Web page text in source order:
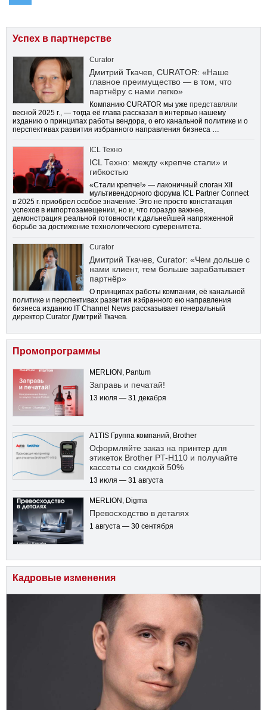
Успех в партнерстве
Curator
Дмитрий Ткачев, CURATOR: «Наше
главное преимущество — в том, что
партнёру с нами легко»
Компанию CURATOR мы уже представляли
весной 2025 г., — тогда её глава рассказал в интервью нашему
изданию о принципах работы вендора, о его канальной политике и о
перспективах развития избранного направления бизнеса …
ICL Техно
ICL Техно: между «крепче стали» и
гибкостью
«Стали крепче!» — лаконичный слоган XII
мультивендорного форума ICL Partner Connect
в 2025 г. приобрел особое значение. Это не просто констатация
успехов в импортозамещении, но и, что гораздо важнее,
демонстрация реальной готовности к дальнейшей напряженной
борьбе за достижение технологического суверенитета.
Curator
Дмитрий Ткачев, Curator: «Чем дольше с
нами клиент, тем больше зарабатывает
партнёр»
О принципах работы компании, её канальной
политике и перспективах развития избранного ею направления
бизнеса изданию IT Channel News рассказывает генеральный
директор Curator Дмитрий Ткачев.
Промопрограммы
MERLION, Pantum
Заправь и печатай!
13 июля — 31 декабря
A1TIS Группа компаний, Brother
Оформляйте заказ на принтер для
этикеток Brother PT-H110 и получайте
кассеты со скидкой 50%
13 июля — 31 августа
MERLION, Digma
Превосходство в деталях
1 августа — 30 сентября
Кадровые изменения